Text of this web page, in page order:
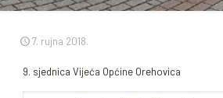
7. rujna 2018.
9. sjednica Vijeća Općine Orehovica